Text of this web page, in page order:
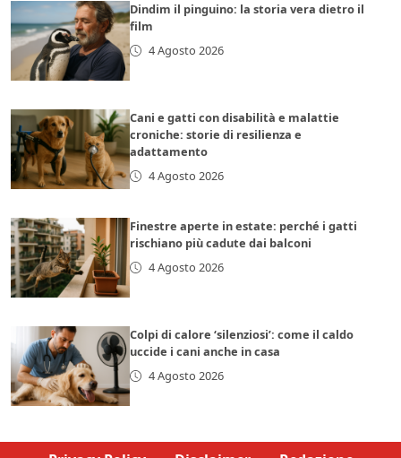
Dindim il pinguino: la storia vera dietro il
film
4 Agosto 2026
Cani e gatti con disabilità e malattie
croniche: storie di resilienza e
adattamento
4 Agosto 2026
Finestre aperte in estate: perché i gatti
rischiano più cadute dai balconi
4 Agosto 2026
Colpi di calore ‘silenziosi’: come il caldo
uccide i cani anche in casa
4 Agosto 2026